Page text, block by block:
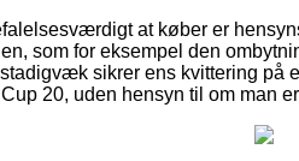
at køber er
som for eksempel den
sikrer ens kvittering på
20, uden hensyn til om man